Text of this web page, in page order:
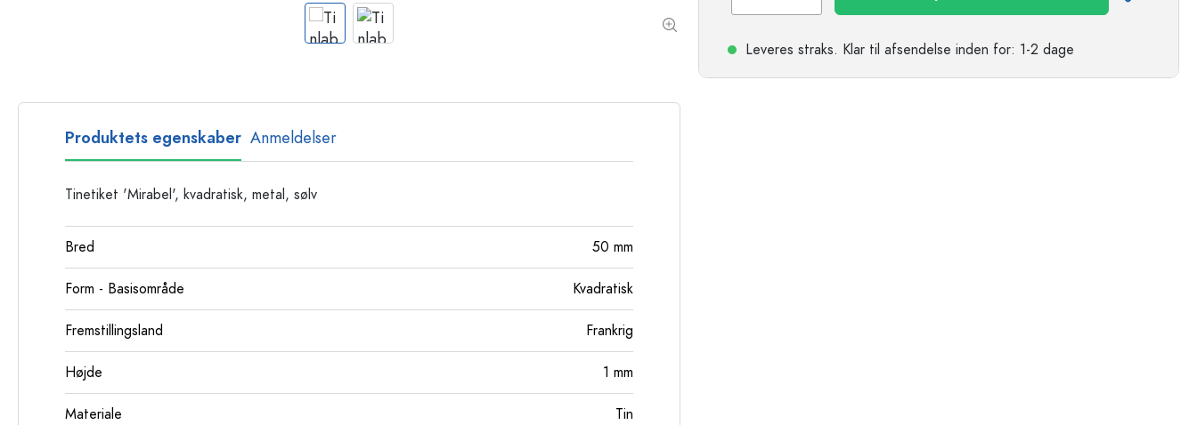
Glasflasker
Leveres straks. Klar til afsendelse inden for: 1-2 dage
Produktets egenskaber Anmeldelser
Tinetiket 'Mirabel', kvadratisk, metal, sølv
Bred 50 mm
Form - Basisområde Kvadratisk
Fremstillingsland Frankrig
Højde 1 mm
Materiale Tin